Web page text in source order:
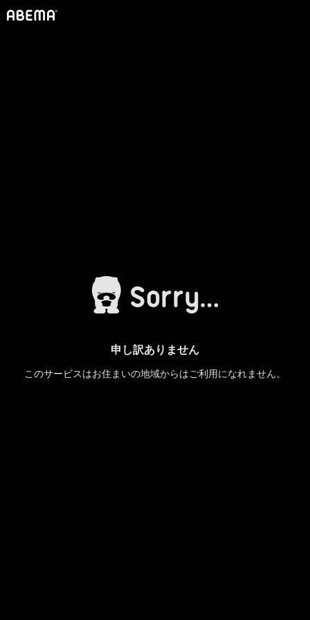
申し訳ありません
このサービスはお住まいの地域からはご利用になれません。